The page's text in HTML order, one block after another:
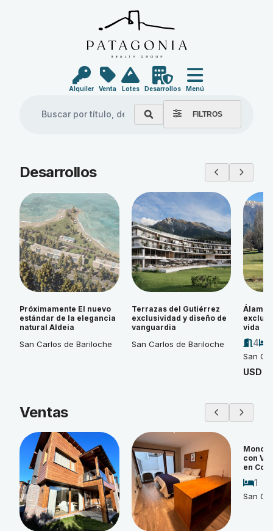
Alquiler Venta Lotes Desarrollos Menú
FILTROS
Explore our properties
Desarrollos
Próximamente El nuevo
estándar de la elegancia
natural Aldeia
San Carlos de Bariloche
Terrazas del Gutiérrez
exclusividad y diseño de
vanguardia
San Carlos de Bariloche
vida
4
San
USD
Ventas
con
en
1
San